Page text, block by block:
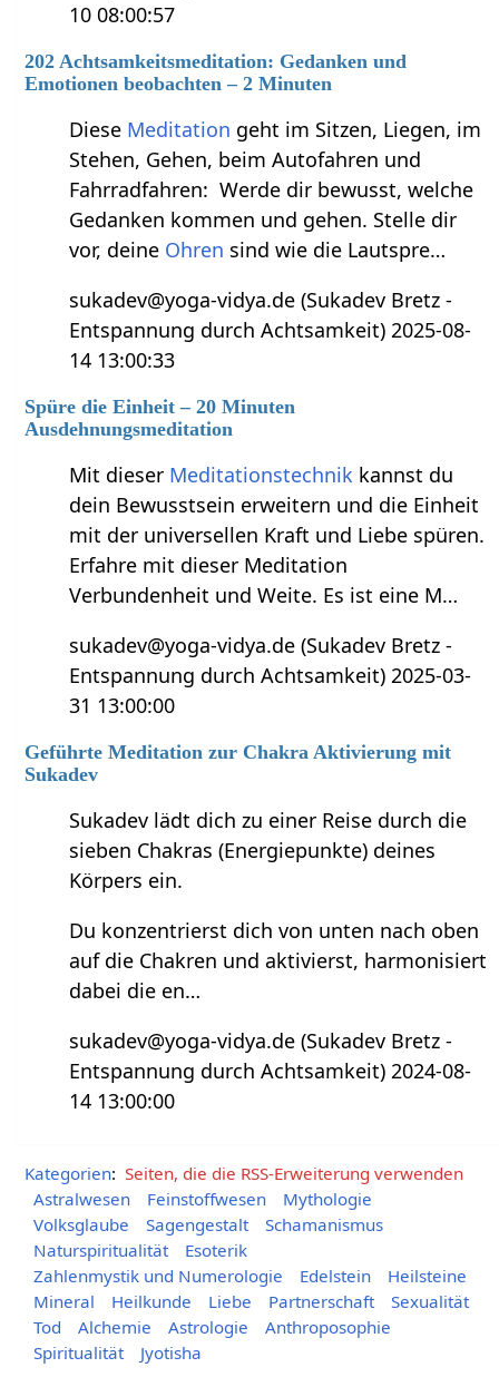
10 08:00:57
202 Achtsamkeitsmeditation: Gedanken und
Emotionen beobachten – 2 Minuten
Diese Meditation geht im Sitzen, Liegen, im
Stehen, Gehen, beim Autofahren und
Fahrradfahren: Werde dir bewusst, welche
Gedanken kommen und gehen. Stelle dir
vor, deine Ohren sind wie die Lautspre…
sukadev@yoga-vidya.de (Sukadev Bretz -
Entspannung durch Achtsamkeit) 2025-08-
14 13:00:33
Spüre die Einheit – 20 Minuten
Ausdehnungsmeditation
Mit dieser Meditationstechnik kannst du
dein Bewusstsein erweitern und die Einheit
mit der universellen Kraft und Liebe spüren.
Erfahre mit dieser Meditation
Verbundenheit und Weite. Es ist eine M…
sukadev@yoga-vidya.de (Sukadev Bretz -
Entspannung durch Achtsamkeit) 2025-03-
31 13:00:00
Geführte Meditation zur Chakra Aktivierung mit
Sukadev
Sukadev lädt dich zu einer Reise durch die
sieben Chakras (Energiepunkte) deines
Körpers ein.
Du konzentrierst dich von unten nach oben
auf die Chakren und aktivierst, harmonisiert
dabei die en…
sukadev@yoga-vidya.de (Sukadev Bretz -
Entspannung durch Achtsamkeit) 2024-08-
14 13:00:00
Kategorien: Seiten, die die RSS-Erweiterung verwenden
Astralwesen
Feinstoffwesen
Mythologie
Volksglaube
Sagengestalt
Schamanismus
Naturspiritualität
Esoterik
Zahlenmystik und Numerologie
Edelstein
Heilsteine
Mineral
Heilkunde Liebe Partnerschaft
Sexualität
Tod
Alchemie Astrologie
Anthroposophie
Spiritualität
Jyotisha